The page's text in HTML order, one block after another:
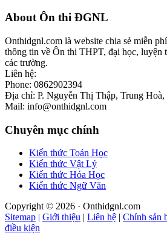
Footer
About Ôn thi ĐGNL
Onthidgnl.com là website chia sẻ miễn
thông tin về Ôn thi THPT, đại học, luyện
các trường.
Liên hệ:
Phone: 0862902394
Địa chỉ: P. Nguyễn Thị Thập, Trung
Mail: info@onthidgnl.com
Chuyên mục chính
Kiến thức Toán Học
Kiến thức Vật Lý
Kiến thức Hóa Học
Kiến thức Ngữ Văn
Copyright © 2026 · Onthidgnl.com
Sitemap
Giới thiệu Liên hệ Chính sản
điều kiện